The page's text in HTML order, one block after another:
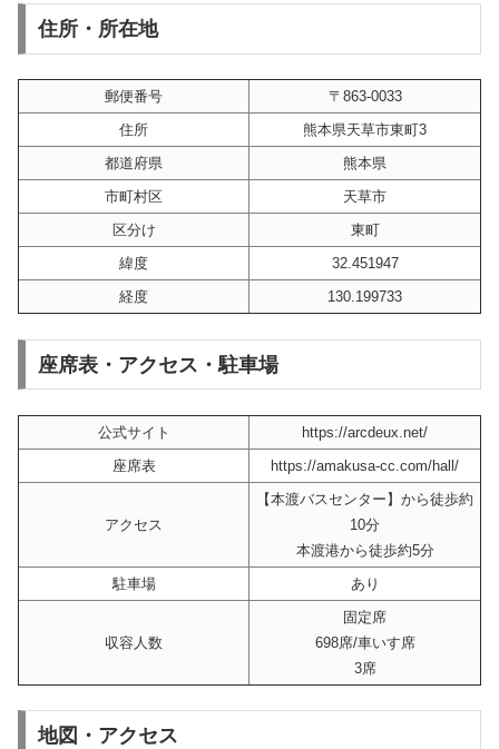
住所・所在地
郵便番号
〒863-0033
住所
熊本県天草市東町3
都道府県
熊本県
市町村区
天草市
区分け
東町
緯度
32.451947
経度
130.199733
座席表・アクセス・駐車場
公式サイト
https://arcdeux.net/
座席表
https://amakusa-cc.com/hall/
アクセス
【本渡バスセンター】から徒歩約
10分
本渡港から徒歩約5分
駐車場
あり
収容人数
固定席
698席/車いす席
3席
地図・アクセス